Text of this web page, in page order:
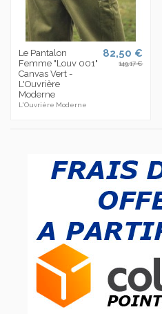
Le Pantalon
Femme "Louv 001"
Canvas Vert -
L'Ouvrière
Moderne
L'Ouvrière Moderne
82,50 €
149,17 €